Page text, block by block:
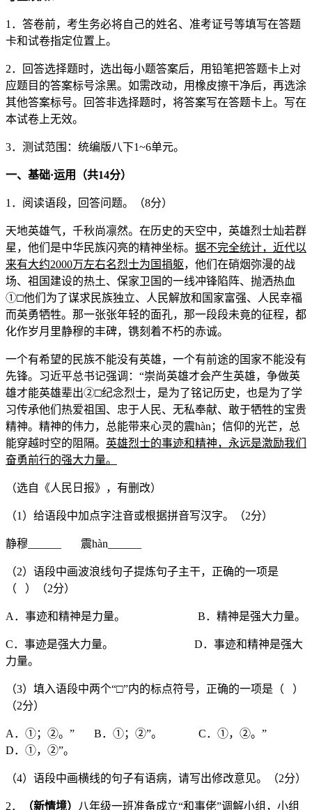
1．答卷前，考生务必将自己的姓名、准考证号等填写在答题
卡和试卷指定位置上。
2．回答选择题时，选出每小题答案后，用铅笔把答题卡上对
应题目的答案标号涂黑。如需改动，用橡皮擦干净后，再选涂
其他答案标号。回答非选择题时，将答案写在答题卡上。写在
本试卷上无效。
3．测试范围：统编版八下1~6单元。
一、基础·运用（共14分）
1．阅读语段，回答问题。（8分）
天地英雄气，千秋尚凛然。在历史的天空中，英雄烈士灿若群
星，他们是中华民族闪亮的精神坐标。 据不完全统计，近代以
来有大约2000万左右名烈士为国捐躯，他们在硝烟弥漫的战
场、祖国建设的热土、保家卫国的一线冲锋陷阵、抛洒热血
①□他们为了谋求民族独立、人民解放和国家富强、人民幸福
而英勇牺牲。那一张张年轻的面孔，那一段段未竟的征程，都
化作岁月里静穆的丰碑，镌刻着不朽的赤诚。
一个有希望的民族不能没有英雄，一个有前途的国家不能没有
先锋。习近平总书记强调：“崇尚英雄才会产生英雄，争做英
雄才能英雄辈出②□纪念烈士，是为了铭记历史，也是为了学
习传承他们热爱祖国、忠于人民、无私奉献、敢于牺牲的宝贵
精神。精神的伟力，总能带来心灵的震hàn；信仰的光芒，总
能穿越时空的阻隔。 英雄烈士的事迹和精神，永远是激励我们
奋勇前行的强大力量。
（选自《人民日报》，有删改）
（1）给语段中加点字注音或根据拼音写汉字。（2分）
静穆______ 震hàn______
（2）语段中画波浪线句子提炼句子主干，正确的一项是
（ ）（2分）
A．事迹和精神是力量。 B．精神是强大力量。
C．事迹是强大力量。 D．事迹和精神是强大
力量。
（3）填入语段中两个“□”内的标点符号，正确的一项是（ ）
（2分）
A．①；②。” B．①；②”。 C．①，②。”
D．①，②”。
（4）语段中画横线的句子有语病，请写出修改意见。（2分）
2． （新情境） 八年级一班准备成立“和事佬”调解小组，小组